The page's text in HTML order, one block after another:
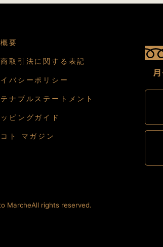
要
取引法に関する表記
バシーポリシー
ナブルステートメント
ピングガイド
ト マガジン
MarcheAll rights reserved.